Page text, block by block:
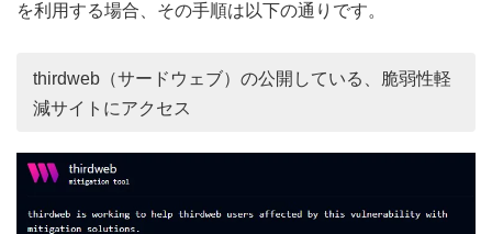
を利用する場合、その手順は以下の通りです。
thirdweb（サードウェブ）の公開している、脆弱性軽
減サイトにアクセス